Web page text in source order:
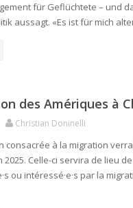
für Geflüchtete – und
aussagt. «Es ist für mich
des Amériques à
Christian Doninelli
consacrée à la migration
2025. Celle-ci servira de lieu
ou intéressé·e·s par la